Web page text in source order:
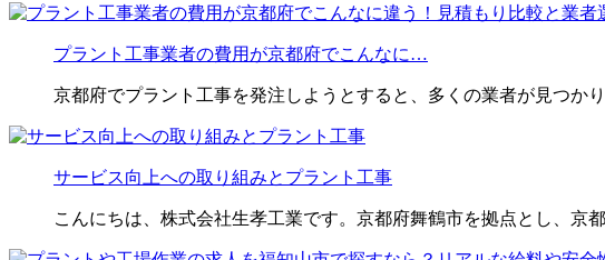
プラント工事業者の費用が京都府でこんなに…
京都府でプラント工事を発注しようとすると、多くの業者が見つか
サービス向上への取り組みとプラント工事
こんにちは、株式会社生孝工業です。京都府舞鶴市を拠点とし、京